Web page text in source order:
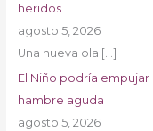
heridos
agosto 5, 2026
Una nueva ola […]
El Niño podría empujar
hambre aguda
agosto 5, 2026